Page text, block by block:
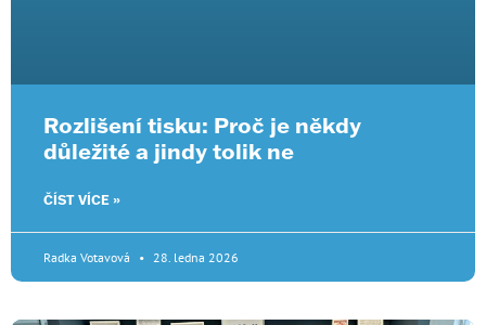
Rozlišení tisku: Proč je někdy
důležité a jindy tolik ne
ČÍST VÍCE »
Radka Votavová 28. ledna 2026